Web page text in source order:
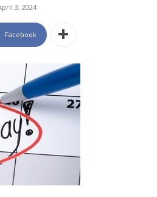
3, 2024
Facebook